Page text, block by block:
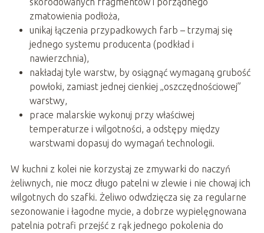
zmatowienia podłoża,
unikaj łączenia przypadkowych farb – trzymaj się
jednego systemu producenta (podkład i
nawierzchnia),
nakładaj tyle warstw, by osiągnąć wymaganą grubość
powłoki, zamiast jednej cienkiej „oszczędnościowej”
warstwy,
prace malarskie wykonuj przy właściwej
temperaturze i wilgotności, a odstępy między
warstwami dopasuj do wymagań technologii.
W kuchni z kolei nie korzystaj ze zmywarki do naczyń
żeliwnych, nie mocz długo patelni w zlewie i nie chowaj ich
wilgotnych do szafki. Żeliwo odwdzięcza się za regularne
sezonowanie i łagodne mycie, a dobrze wypielęgnowana
patelnia potrafi przejść z rąk jednego pokolenia do